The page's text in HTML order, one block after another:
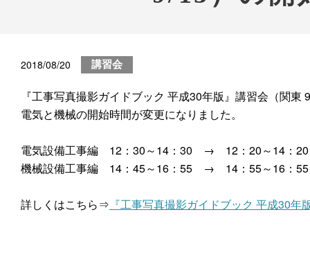
2018/08/20 講習会
『工事写真撮影ガイドブック 平成30年版』講習会（関東
電気と機械の開始時間が変更になりました。
電気設備工事編 12：30～14：30 → 12：20～14：20
機械設備工事編 14：45～16：55 → 14：55～16：55
詳しくはこちら⇒ 『工事写真撮影ガイドブック 平成30年